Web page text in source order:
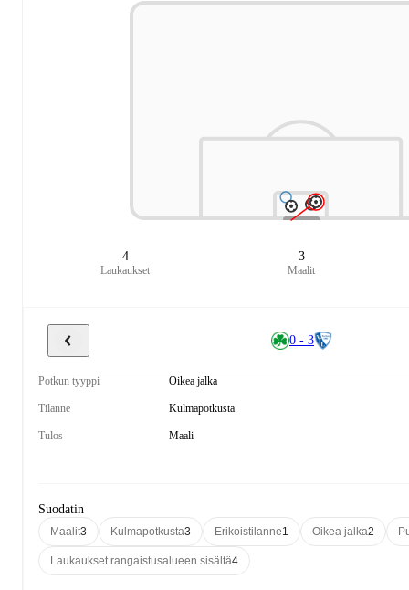
4
Laukaukset
3
Maalit
0 - 3
Potkun tyyppi Oikea jalka
Tilanne Kulmapotkusta
Tulos Maali
Suodatin
Maalit3 Kulmapotkusta3 Erikoistilanne1 Oikea jalka2
Laukaukset rangaistusalueen sisältä4